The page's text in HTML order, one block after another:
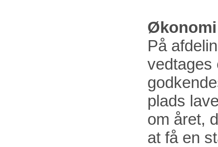
På
vedtages
plads
om året,
at få en